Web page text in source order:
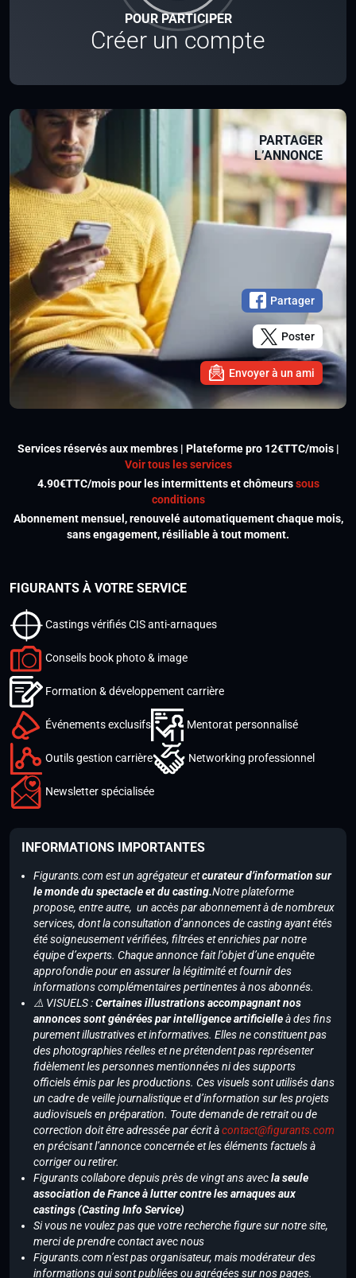
POUR PARTICIPER
Créer un compte
PARTAGER
L’ANNONCE
Partager
Poster
Envoyer à un ami
Services réservés aux membres | Plateforme pro 12€TTC/mois |
Voir tous les services
4.90€TTC/mois pour les intermittents et chômeurssous
conditions
Abonnement mensuel, renouvelé automatiquement chaque mois,
sans engagement, résiliable à tout moment.
FIGURANTS À VOTRE SERVICE
Castings vérifiés CIS anti-arnaques
Conseils book photo & image
Formation & développement carrière
Événements exclusifs Mentorat personnalisé
Outils gestion carrière Networking professionnel
Newsletter spécialisée
INFORMATIONS IMPORTANTES
Figurants.com est un agrégateur etcurateur d’information sur
le monde du spectacle et du casting.Notre plateforme
propose, entre autre, un accès par abonnement à de nombreux
services, dont la consultation d’annonces de casting ayant étés
été soigneusement vérifiées, filtrées et enrichies par notre
équipe d’experts. Chaque annonce fait l’objet d’une enquête
approfondie pour en assurer la légitimité et fournir des
informations complémentaires pertinentes à nos abonnés.
⚠️ VISUELS :Certaines illustrations accompagnant nos
annonces sont générées par intelligence artificielleà des fins
purement illustratives et informatives. Elles ne constituent pas
des photographies réelles et ne prétendent pas représenter
fidèlement les personnes mentionnées ni des supports
officiels émis par les productions. Ces visuels sont utilisés dans
un cadre de veille journalistique et d’information sur les projets
audiovisuels en préparation. Toute demande de retrait ou de
correction doit être adressée par écrit àcontact@figurants.com
en précisant l’annonce concernée et les éléments factuels à
corriger ou retirer.
Figurants collabore depuis près de vingt ans avecla seule
association de France à lutter contre les arnaques aux
castings (Casting Info Service)
Si vous ne voulez pas que votre recherche figure sur notre site,
merci de prendre contact avec nous
Figurants.com n’est pas organisateur, mais modérateur des
informations qui sont publiées ou agrégées sur nos pages.